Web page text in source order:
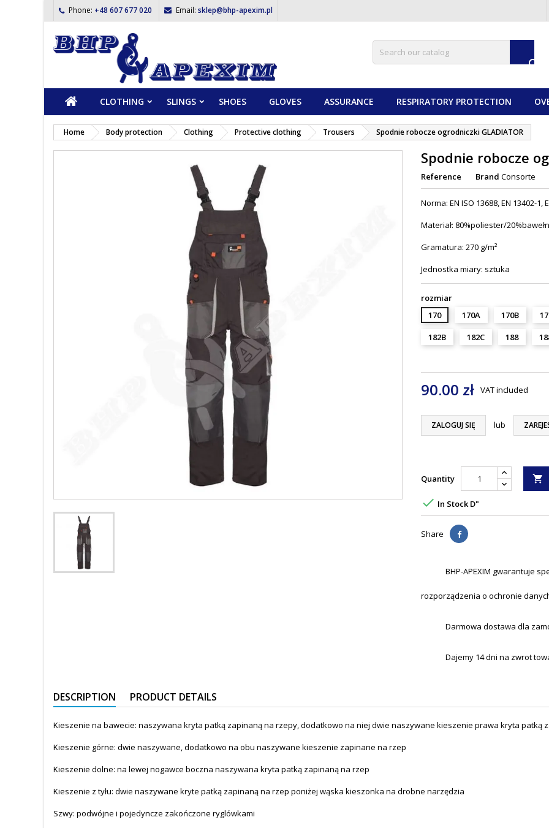
Phone: +48 607 677 020 Email: sklep@bhp-apexim.pl

CLOTHING SLINGS SHOES GLOVES ASSURANCE RESPIRATORY PROTECTION
Home Body protection Clothing Protective clothing Trousers Spodnie robocze ogrodniczki GLADIATOR
Spodnie robocze
Reference Brand Consorte
Norma: EN ISO 13688, EN 13402-1,
Materiał: 80%poliester/
Gramatura: 270 g/m²
Jednostka miary: sztuka
rozmiar
170
170A 170B
182B
182C 188
90.00 zł VAT included
ZALOGUJ SIĘ lub
Quantity 
 In Stock D"
Share
BHP-APEXIM gwarantuje
rozporządzenia o ochronie
Darmowa dostawa dla
Dajemy 14 dni na zwrot
DESCRIPTION PRODUCT DETAILS
Kieszenie na bawecie: naszywana kryta patką zapinaną na rzepy, dodatkowo na niej dwie naszywane kieszenie prawa kryta patką
Kieszenie górne: dwie naszywane, dodatkowo na obu naszywane kieszenie zapinane na rzep
Kieszenie dolne: na lewej nogawce boczna naszywana kryta patką zapinaną na rzep
Kieszenie z tyłu: dwie naszywane kryte patką zapinaną na rzep poniżej wąska kieszonka na drobne narzędzia
Szwy: podwójne i pojedyncze zakończone ryglówkami